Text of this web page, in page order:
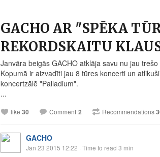
GACHO AR "SPĒKA
REKORDSKAITU
Janvāra beigās GACHO atklāja savu nu jau
Kopumā ir aizvadīti jau 8 tūres koncerti un
koncertzālē "Palladium".
...
like 30 Comment 2 Recommendations
GACHO
Jan 23 2015 12:22 · Time to read 3 min